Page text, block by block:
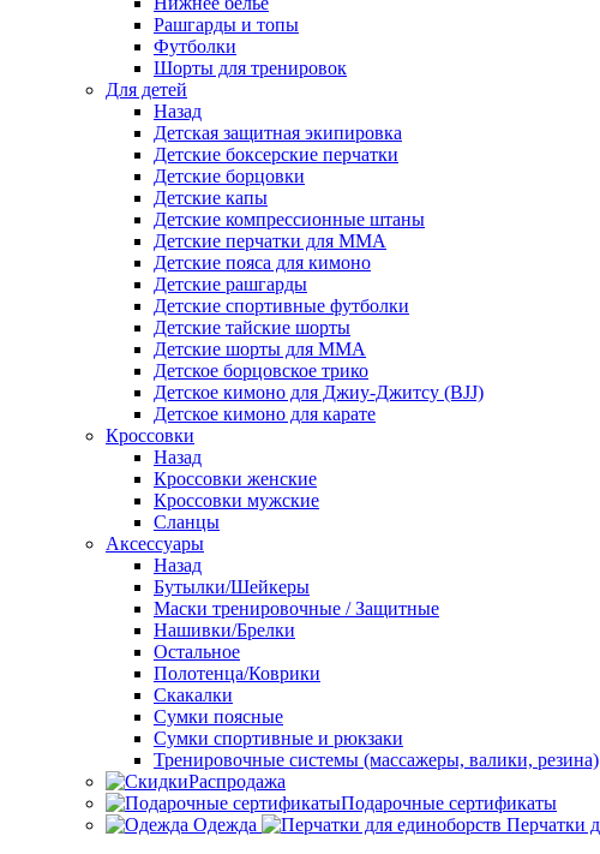
Рашгарды и топы
Футболки
Шорты для тренировок
Для детей
Назад
Детская защитная экипировка
Детские боксерские перчатки
Детские борцовки
Детские капы
Детские компрессионные штаны
Детские перчатки для ММА
Детские пояса для кимоно
Детские рашгарды
Детские спортивные футболки
Детские тайские шорты
Детские шорты для ММА
Детское борцовское трико
Детское кимоно для Джиу-Джитсу (BJJ)
Детское кимоно для карате
Кроссовки
Назад
Кроссовки женские
Кроссовки мужские
Сланцы
Аксессуары
Назад
Бутылки/Шейкеры
Маски тренировочные / Защитные
Нашивки/Брелки
Остальное
Полотенца/Коврики
Скакалки
Сумки поясные
Сумки спортивные и рюкзаки
Тренировочные системы (массажеры, валики, резина)
Распродажа
Подарочные сертификаты
Одежда
Перчатки